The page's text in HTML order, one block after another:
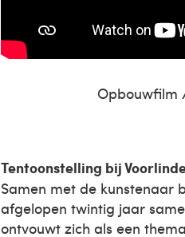
Opbouwfilm
Tentoonstelling bij
Samen met de kunstenaar
afgelopen twintig jaar
ontvouwt zich als een